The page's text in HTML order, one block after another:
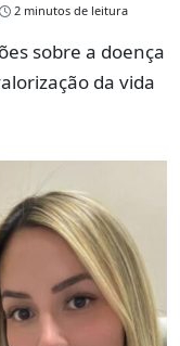
2 minutos de leitura
sobre a doença
da vida